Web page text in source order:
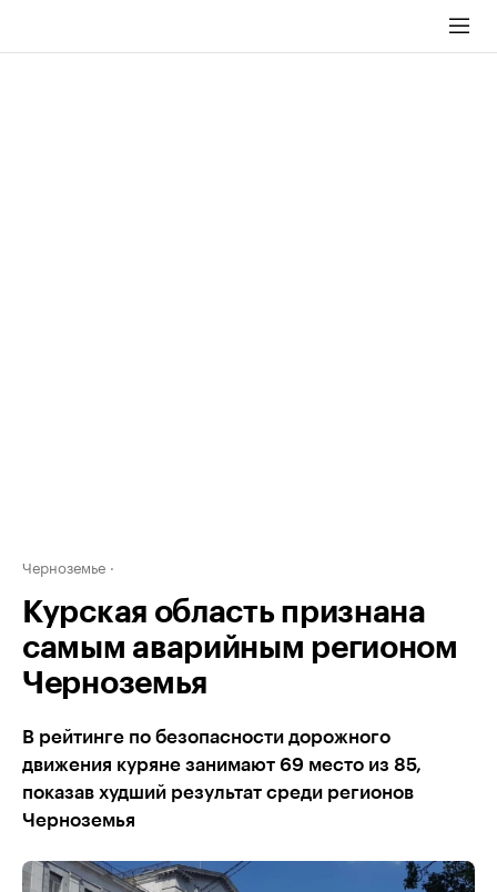
Черноземье
Курская область признана
самым аварийным регионом
Черноземья
В рейтинге по безопасности дорожного
движения куряне занимают 69 место из 85,
показав худший результат среди регионов
Черноземья